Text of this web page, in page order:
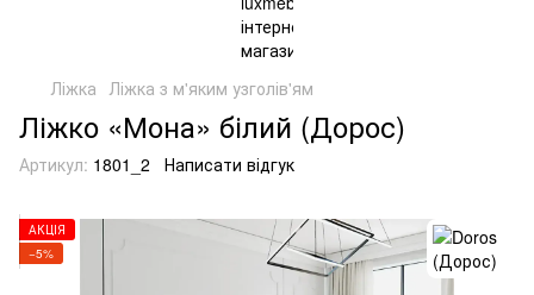
Ліжка Ліжка з м'яким узголів'ям
Ліжко «Мона» білий (Дорос)
Артикул: 1801_2 Написати відгук
АКЦІЯ
−5%